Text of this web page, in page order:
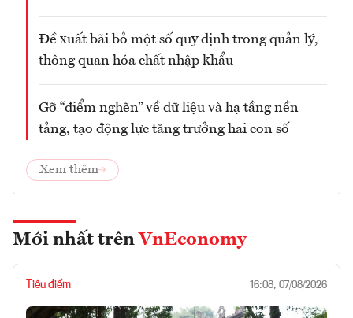
Đề xuất bãi bỏ một số quy định trong quản lý,
thông quan hóa chất nhập khẩu
Gỡ “điểm nghẽn” về dữ liệu và hạ tầng nền
tảng, tạo động lực tăng trưởng hai con số
Xem thêm
Mới nhất trên VnEconomy
Tiêu điểm 16:08, 07/08/2026